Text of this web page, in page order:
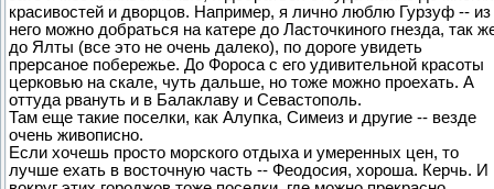
красивостей и дворцов. Например, я лично люблю Гурзуф -- из
него можно добраться на катере до Ласточкиного гнезда, так
до Ялты (все это не очень далеко), по дороге увидеть
прерсаное побережье. До Фороса с его удивительной красоты
церковью на скале, чуть дальше, но тоже можно проехать. А
оттуда рвануть и в Балаклаву и Севастополь.
Там еще такие поселки, как Алупка, Симеиз и другие -- везде
очень живописно.
Если хочешь просто морского отдыха и умеренных цен, то
лучше ехать в восточную часть -- Феодосия, хороша. Керчь. И